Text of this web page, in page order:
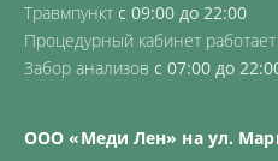
Травмпункт с 09:00 до 22:00
Процедурный кабинет работает
Забор анализов с 07:00 до
ООО «Меди Лен» на ул.